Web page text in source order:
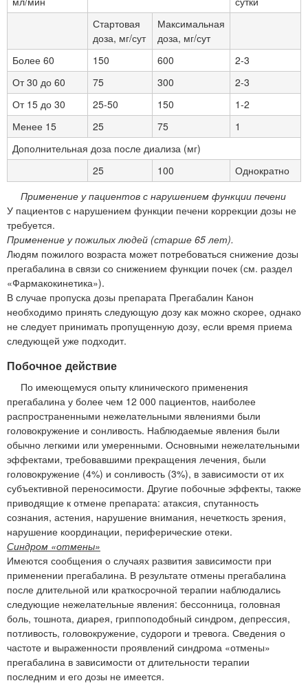
Стартовая
доза, мг/сут
Максимальная
доза, мг/сут
Более 60
150 600
2-3
От 30 до 60
75 300
2-3
От 15 до 30
25-50 150
1-2
Менее 15
25 75
1
Дополнительная доза после диализа (мг)
25
100
Однократно
Применение у пациентов с нарушением функции печени
У пациентов с нарушением функции печени коррекции дозы не
требуется.
Применение у пожилых людей (старше 65 лет).
Людям пожилого возраста может потребоваться снижение дозы
прегабалина в связи со снижением функции почек (см. раздел
«Фармакокинетика»).
В случае пропуска дозы препарата Прегабалин Канон
необходимо принять следующую дозу как можно скорее, однако
не следует принимать пропущенную дозу, если время приема
следующей уже подходит.
Побочное действие
По имеющемуся опыту клинического применения
прегабалина у более чем 12 000 пациентов, наиболее
распространенными нежелательными явлениями были
головокружение и сонливость. Наблюдаемые явления были
обычно легкими или умеренными. Основными нежелательными
эффектами, требовавшими прекращения лечения, были
головокружение (4%) и сонливость (3%), в зависимости от их
субъективной переносимости. Другие побочные эффекты, также
приводящие к отмене препарата: атаксия, спутанность
сознания, астения, нарушение внимания, нечеткость зрения,
нарушение координации, периферические отеки.
Синдром «отмены»
Имеются сообщения о случаях развития зависимости при
применении прегабалина. В результате отмены прегабалина
после длительной или краткосрочной терапии наблюдались
следующие нежелательные явления: бессонница, головная
боль, тошнота, диарея, гриппоподобный синдром, депрессия,
потливость, головокружение, судороги и тревога. Сведения о
частоте и выраженности проявлений синдрома «отмены»
прегабалина в зависимости от длительности терапии
последним и его дозы не имеется.